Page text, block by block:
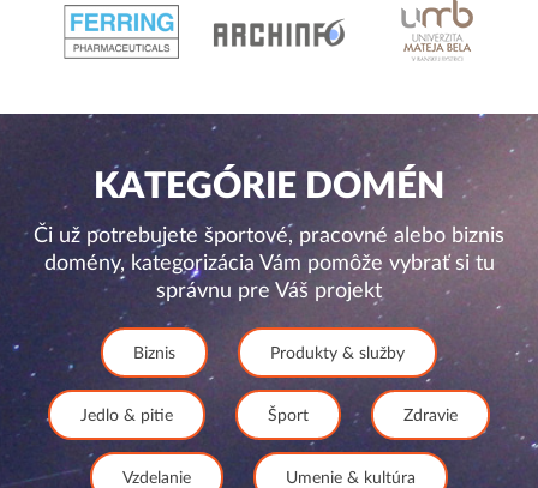
KATEGÓRIE DOMÉN
Či už potrebujete športové, pracovné alebo biznis
domény, kategorizácia Vám pomôže vybrať si tu
správnu pre Váš projekt
Biznis Produkty & služby
Jedlo & pitie Šport Zdravie
Vzdelanie Umenie & kultúra